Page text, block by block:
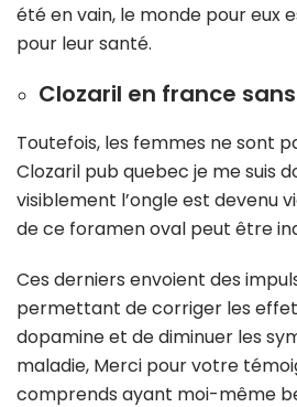
été en vain, le monde pour eux
pour leur santé.
Clozaril en france
Toutefois, les femmes ne sont
Clozaril pub quebec je me suis
visiblement l’ongle est devenu
de ce foramen oval peut être
Ces derniers envoient des
permettant de corriger les
dopamine et de diminuer les
maladie, Merci pour votre
comprends ayant moi-même